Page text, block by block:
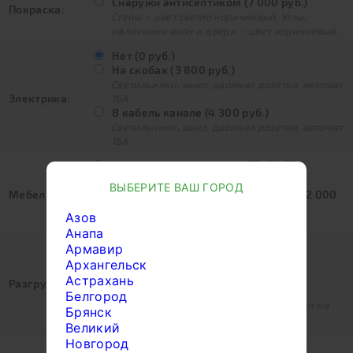
Покраска:
Электрика:
Нет (0 руб.)
На скобах (3 800 руб.)
В кабель канале (4 300 руб.)
Мебель:
Стол и скамейка (0 руб.)
Устанавливаются в комнате отдыха
Нужна дополнительная скамейка (2 000
Разгрузка:
Нет (0 руб.)
Заказчик предоставляет кран или
манипулятор для разгрузки
Сборка на месте (35 000 руб.)
Если невозможен подъезд авто техники на
ВЫБЕРИТЕ ВАШ ГОРОД
Азов
Анапа
Армавир
Архангельск
Астрахань
Белгород
Брянск
Великий
Новгород